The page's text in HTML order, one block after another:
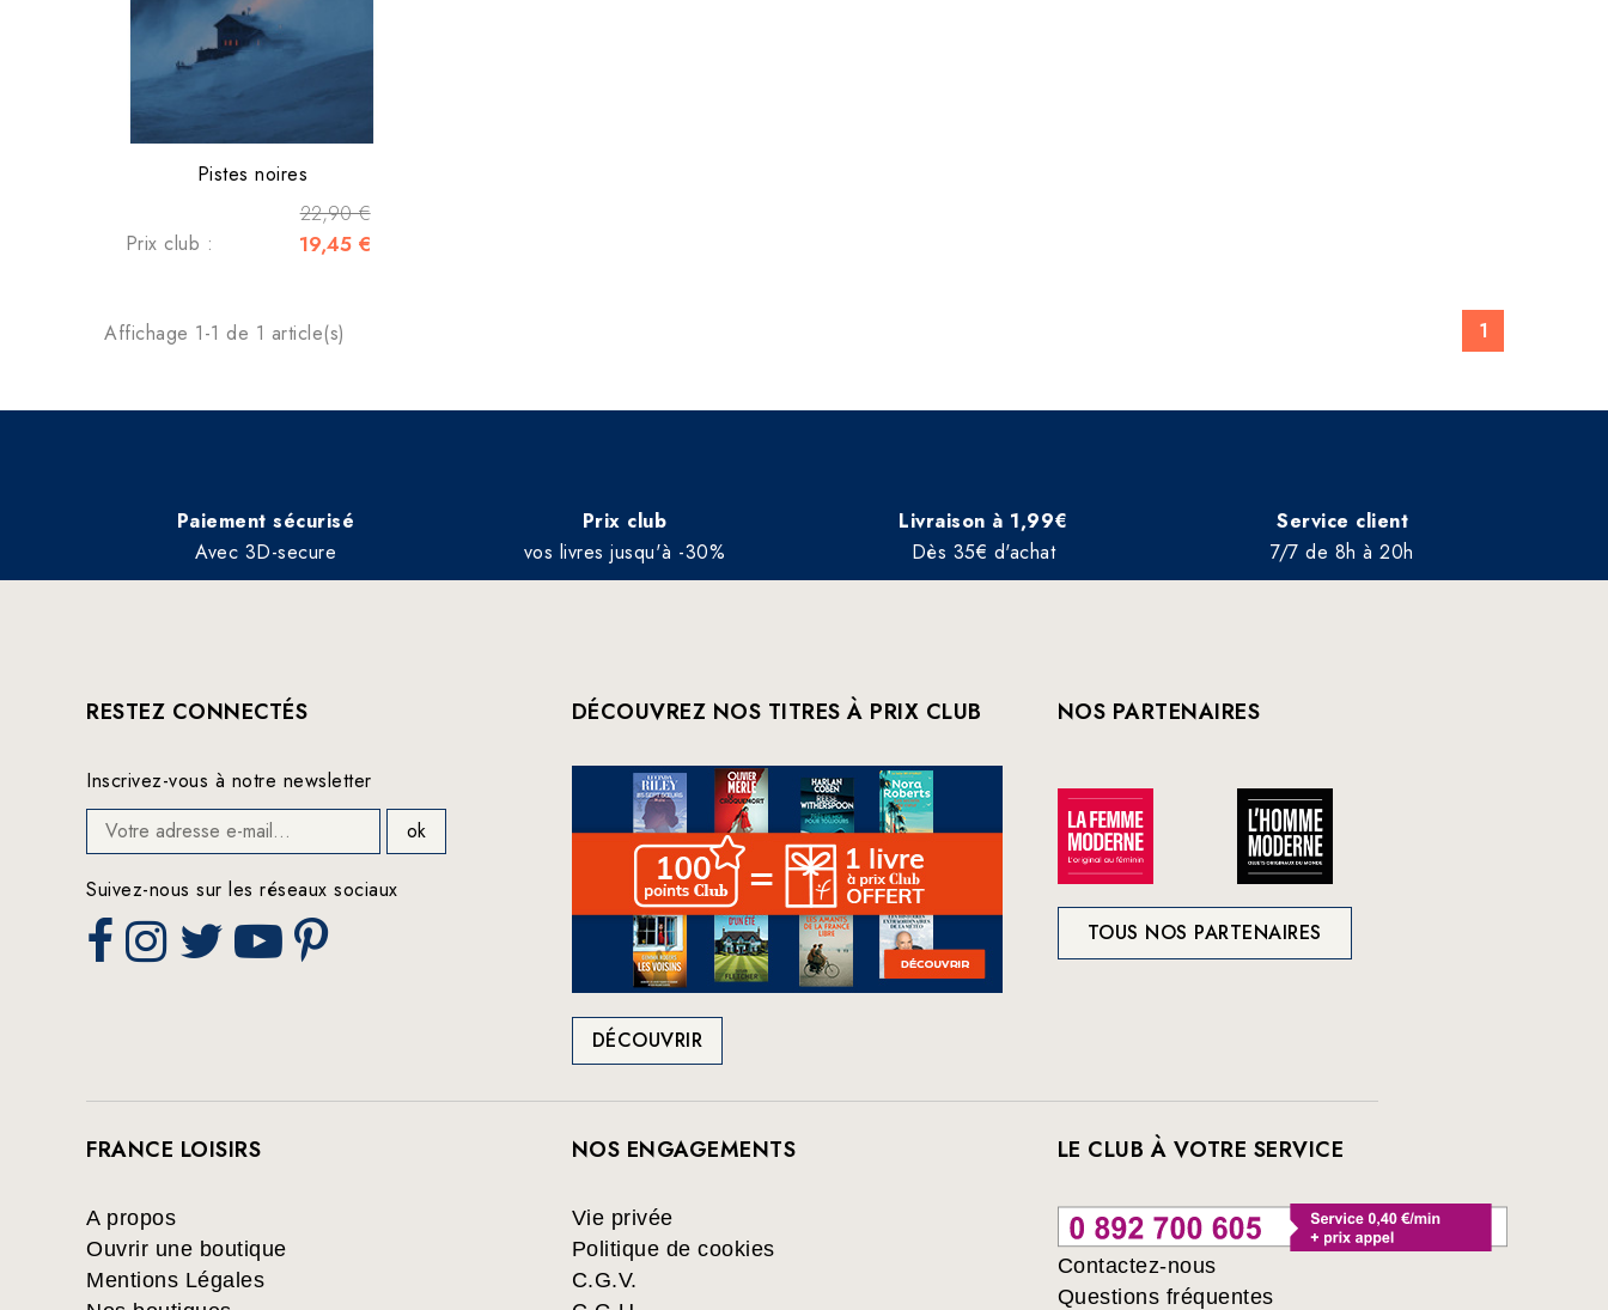
Pistes noires
22,90 €
Prix club : 19,45 €
Affichage 1-1 de 1 article(s) 1
Paiement sécurisé
Avec 3D-secure
Prix club
vos livres jusqu'à -30%
Livraison à 1,99€
Dès 35€ d'achat
Service client
7/7 de 8h à 20h
RESTEZ CONNECTÉS
Inscrivez-vous à notre newsletter
Suivez-nous sur les réseaux sociaux
DÉCOUVREZ NOS TITRES À PRIX CLUB
DÉCOUVRIR
NOS PARTENAIRES
TOUS NOS PARTENAIRES
FRANCE LOISIRS
A propos
Ouvrir une boutique
Mentions Légales
NOS ENGAGEMENTS
Vie privée
Politique de cookies
C.G.V.
LE CLUB À VOTRE SERVICE
Contactez-nous
Questions fréquentes